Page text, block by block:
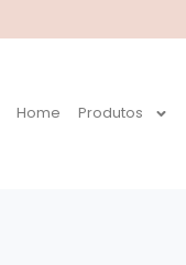
Home Produtos